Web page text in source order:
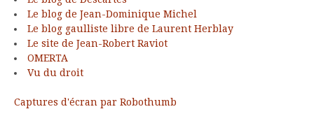
Le blog de Jean-Dominique Michel
Le blog gaulliste libre de Laurent Herblay
Le site de Jean-Robert Raviot
OMERTA
Vu du droit
Captures d'écran par Robothumb